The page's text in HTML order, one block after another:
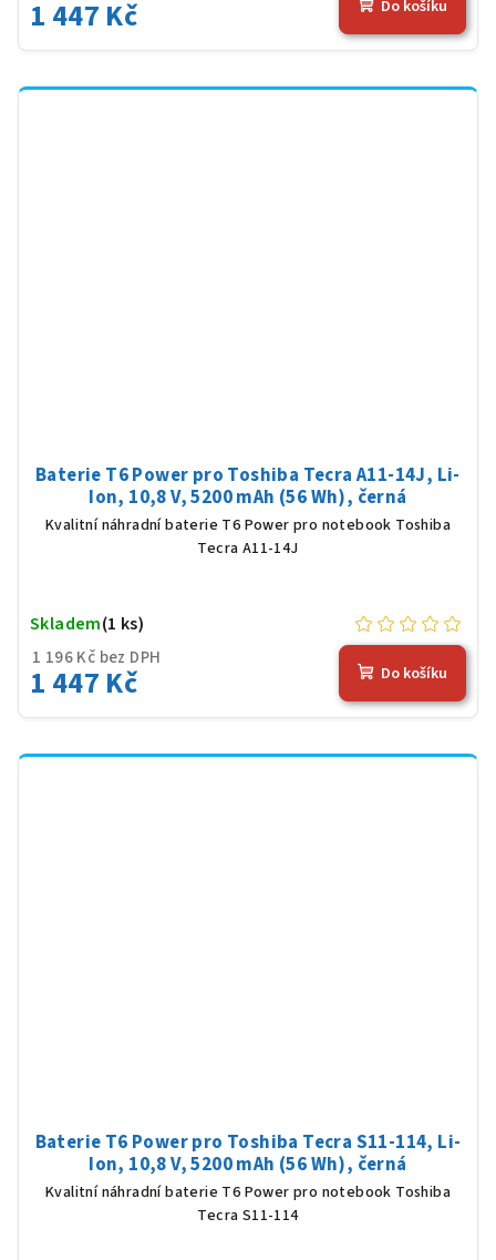
1 447 Kč Do košíku
Baterie T6 Power pro Toshiba Tecra A11-14J, Li-
Ion, 10,8 V, 5200 mAh (56 Wh), černá
Kvalitní náhradní baterie T6 Power pro notebook Toshiba
Tecra A11-14J
1 196 Kč bez DPH
1 447 Kč
Skladem(1 ks)
Do košíku
Baterie T6 Power pro Toshiba Tecra S11-114, Li-
Ion, 10,8 V, 5200 mAh (56 Wh), černá
Kvalitní náhradní baterie T6 Power pro notebook Toshiba
Tecra S11-114